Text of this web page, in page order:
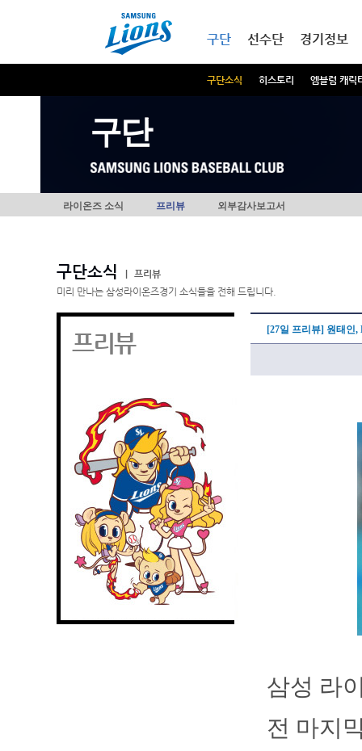
구단
구단소식 히스토리 엠블럼 캐릭
선수단 경기정보
구단
라이온즈 소식 프리뷰 외부감사보고서
구단소식
프리뷰
미리 만나는 삼성라이온즈경기 소식들을 전해 드립니다.
프리뷰 [27일 프리뷰] 원태인
삼성 라
전 마지